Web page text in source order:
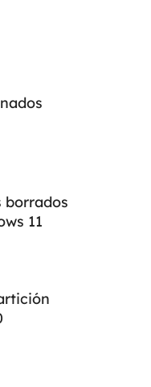
borrados
11